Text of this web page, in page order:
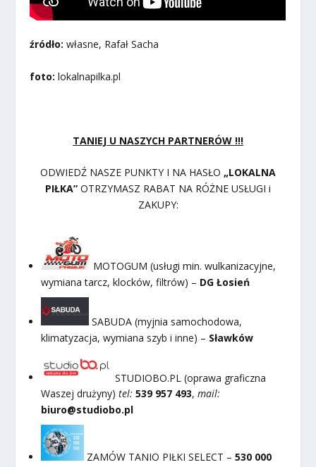
źródło:własne, Rafał Sacha
foto:lokalnapilka.pl
TANIEJ U NASZYCH PARTNERÓW !!!
ODWIEDŹ NASZE PUNKTY I NA HASŁO „LOKALNA
PIŁKA” OTRZYMASZ RABAT NA RÓŻNE USŁUGI i
ZAKUPY:
MOTOGUM (usługi min. wulkanizacyjne,
wymiana tarcz, klocków, filtrów) – DG Łosień
SABUDA (myjnia samochodowa,
klimatyzacja, wymiana szyb i inne) – Sławków
STUDIOBO.PL (oprawa graficzna
Waszej drużyny)tel: 539 957 493,mail:
biuro@studiobo.pl
ZAMÓW TANIO PIŁKI SELECT –530 000